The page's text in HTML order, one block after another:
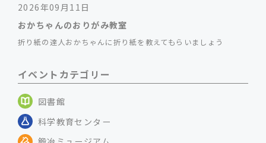
2026年09月11日
おかちゃんのおりがみ教室
折り紙の達人おかちゃんに折り紙を教えてもらいましょう
イベントカテゴリー
図書館
科学教育センター